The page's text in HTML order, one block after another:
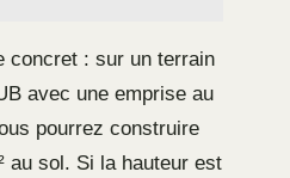
concret : sur un terrain
avec une emprise au
pourrez construire
au sol. Si la hauteur est